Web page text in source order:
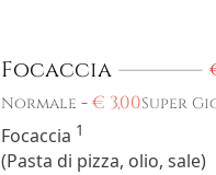
Focaccia
Normale -€ 3,00Super
Focaccia 1
(Pasta di pizza, olio, sale)